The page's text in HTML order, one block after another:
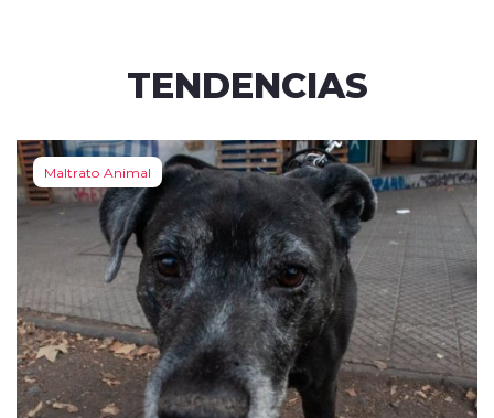
TENDENCIAS
Maltrato Animal